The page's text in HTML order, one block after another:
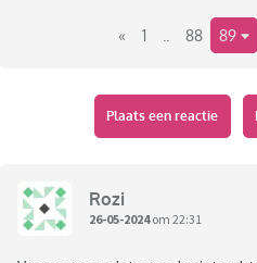
leidinggevende zeggen zonder
- Bedrijven die geen goed
- Het gezeur van collega's op
houdt, hoe laat iemand komt
ergernissen.
« 1 88 89
Plaats een reactie
Rozi
26-05-2024om 22:31